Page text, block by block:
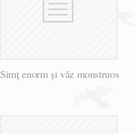
Simț enorm și văz monstruos